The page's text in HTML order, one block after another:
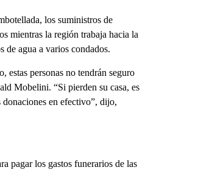
los suministros de
mientras la región trabaja hacia la
agua a varios condados.
estas personas no tendrán seguro
Mobelini. “Si pierden su casa, es
en efectivo”, dijo,
pagar los gastos funerarios de las